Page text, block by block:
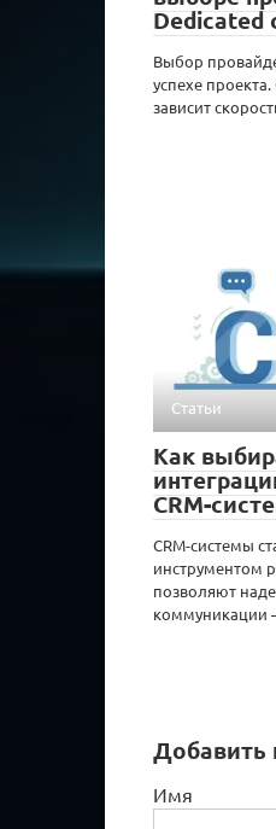
Dedicated
Выбор
успехе
зависит
Статьи
Как
CRM-
CRM-системы
инструментом
позволяют
коммуникации
Добавить
Имя